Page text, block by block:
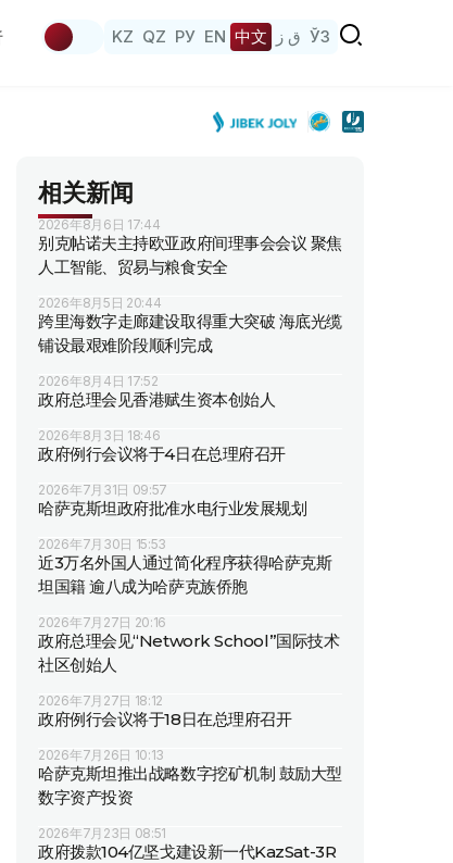
KZ QZ РУ EN 中文 ق ز ЎЗ
相关新闻
2026年8月6日 17:44
别克帖诺夫主持欧亚政府间理事会会议 聚焦
人工智能、贸易与粮食安全
2026年8月5日 20:44
跨里海数字走廊建设取得重大突破 海底光缆
铺设最艰难阶段顺利完成
2026年8月4日 17:52
政府总理会见香港赋生资本创始人
2026年8月3日 18:46
政府例行会议将于4日在总理府召开
2026年7月31日 09:57
哈萨克斯坦政府批准水电行业发展规划
2026年7月30日 15:53
近3万名外国人通过简化程序获得哈萨克斯
坦国籍 逾八成为哈萨克族侨胞
2026年7月27日 20:16
政府总理会见“Network School”国际技术
社区创始人
2026年7月27日 18:12
政府例行会议将于18日在总理府召开
2026年7月26日 10:13
哈萨克斯坦推出战略数字挖矿机制 鼓励大型
数字资产投资
2026年7月23日 08:51
政府拨款104亿坚戈建设新一代KazSat-3R